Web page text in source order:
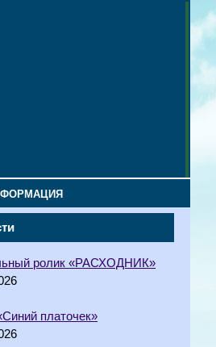
ролик «РАСХОДНИК»
платочек»